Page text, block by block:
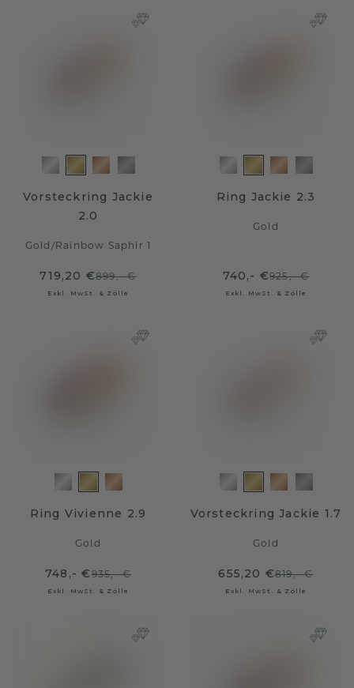
Vorsteckring Jackie
2.0
Gold /Rainbow Saphir 1
719,20 €899,- €
Exkl. MwSt. & Zölle
Ring Jackie 2.3
Gold
740,- €925,- €
Exkl. MwSt. & Zölle
Ring Vivienne 2.9
Gold
748,- €935,- €
Exkl. MwSt. & Zölle
Vorsteckring Jackie 1.7
Gold
655,20 €819,- €
Exkl. MwSt. & Zölle